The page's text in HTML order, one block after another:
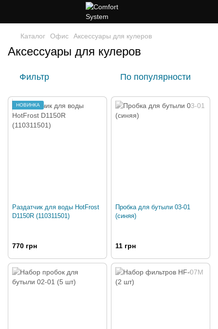
Каталог Офис Аксессуары для кулеров
Аксессуары для кулеров
Фильтр По популярности
НОВИНКА
Раздатчик для воды HotFrost
D1150R (110311501)
770 грн
Пробка для бутыли 03-01
(синяя)
11 грн